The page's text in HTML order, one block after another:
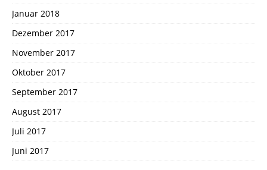
Januar 2018
Dezember 2017
November 2017
Oktober 2017
September 2017
August 2017
Juli 2017
Juni 2017